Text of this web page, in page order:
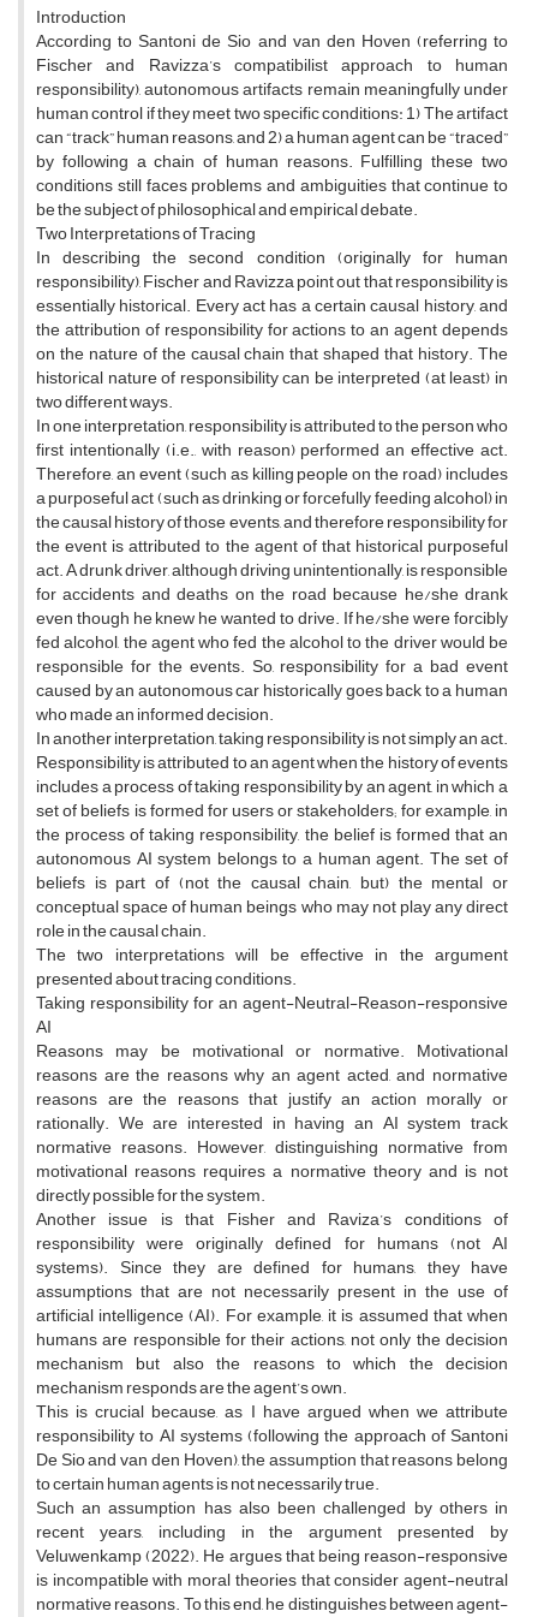
Introduction
According to Santoni de Sio and van den Hoven (referring to
Fischer and Ravizza’s compatibilist approach to human
responsibility), autonomous artifacts remain meaningfully under
human control if they meet two specific conditions: 1) The artifact
can “track” human reasons, and 2) a human agent can be “traced”
by following a chain of human reasons. Fulfilling these two
conditions still faces problems and ambiguities that continue to
be the subject of philosophical and empirical debate.
Two Interpretations of Tracing
In describing the second condition (originally for human
responsibility), Fischer and Ravizza point out that responsibility is
essentially historical. Every act has a certain causal history, and
the attribution of responsibility for actions to an agent depends
on the nature of the causal chain that shaped that history. The
historical nature of responsibility can be interpreted (at least) in
two different ways.
In one interpretation, responsibility is attributed to the person who
first intentionally (i.e., with reason) performed an effective act.
Therefore, an event (such as killing people on the road) includes
a purposeful act (such as drinking or forcefully feeding alcohol) in
the causal history of those events, and therefore responsibility for
the event is attributed to the agent of that historical purposeful
act. A drunk driver, although driving unintentionally, is responsible
for accidents and deaths on the road because he/she drank
even though he knew he wanted to drive. If he/she were forcibly
fed alcohol, the agent who fed the alcohol to the driver would be
responsible for the events. So, responsibility for a bad event
caused by an autonomous car historically goes back to a human
who made an informed decision.
In another interpretation, taking responsibility is not simply an act.
Responsibility is attributed to an agent when the history of events
includes a process of taking responsibility by an agent, in which a
set of beliefs is formed for users or stakeholders; for example, in
the process of taking responsibility, the belief is formed that an
autonomous AI system belongs to a human agent. The set of
beliefs is part of (not the causal chain, but) the mental or
conceptual space of human beings who may not play any direct
role in the causal chain.
The two interpretations will be effective in the argument
presented about tracing conditions.
Taking responsibility for an agent-Neutral-Reason-responsive
AI
Reasons may be motivational or normative. Motivational
reasons are the reasons why an agent acted, and normative
reasons are the reasons that justify an action morally or
rationally. We are interested in having an AI system track
normative reasons. However, distinguishing normative from
motivational reasons requires a normative theory and is not
directly possible for the system.
Another issue is that Fisher and Raviza’s conditions of
responsibility were originally defined for humans (not AI
systems). Since they are defined for humans, they have
assumptions that are not necessarily present in the use of
artificial intelligence (AI). For example, it is assumed that when
humans are responsible for their actions, not only the decision
mechanism but also the reasons to which the decision
mechanism responds are the agent’s own.
This is crucial because, as I have argued when we attribute
responsibility to AI systems (following the approach of Santoni
De Sio and van den Hoven), the assumption that reasons belong
to certain human agents is not necessarily true.
Such an assumption has also been challenged by others in
recent years, including in the argument presented by
Veluwenkamp (2022). He argues that being reason-responsive
is incompatible with moral theories that consider agent-neutral
normative reasons. To this end, he distinguishes between agent-